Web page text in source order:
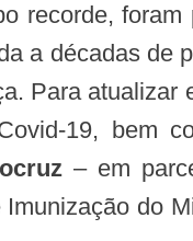
recorde, foram
a décadas de
Para atualizar
19, bem
– em
do